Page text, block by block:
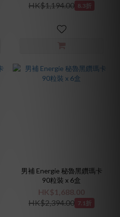
HK$1,194.00 8.3折
男補 Energie 秘魯黑鑽瑪卡
90粒裝 x 6盒
HK$1,688.00
HK$2,394.00 7.1折